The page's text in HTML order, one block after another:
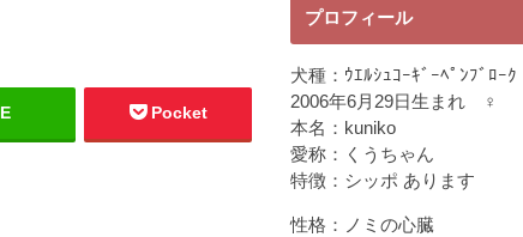
Pocket
プロフィール
犬種：ｳｴﾙｼｭｺｰｷﾞｰﾍﾟﾝﾌﾞﾛｰｸ
2006年6月29日生まれ ♀
本名：kuniko
愛称：くうちゃん
特徴：シッポ あります
性格：ノミの心臓